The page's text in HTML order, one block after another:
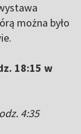
można było
18:15 w
4:35